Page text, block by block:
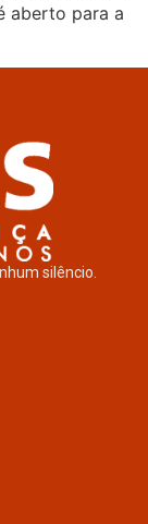
aberto para a
silêncio.